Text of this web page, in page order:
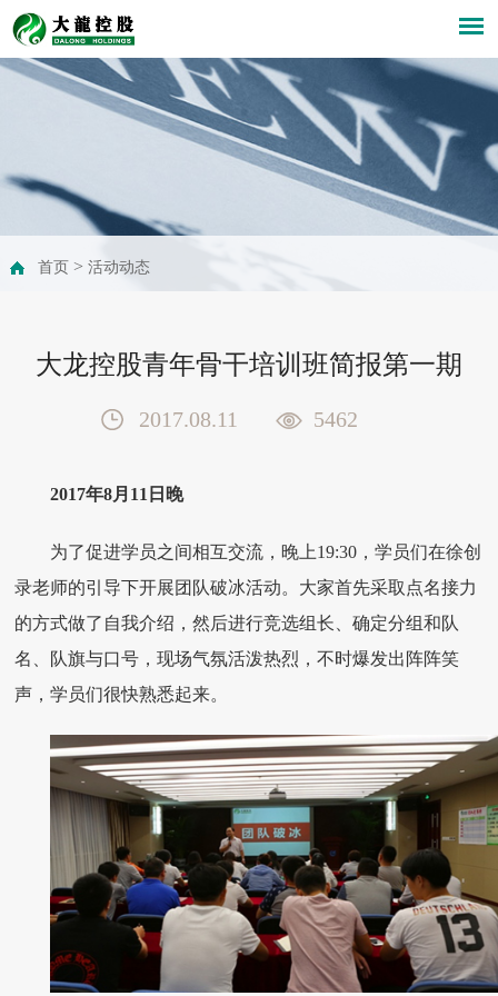
首页> 活动动态
大龙控股青年骨干培训班简报第一期
2017.08.11 5462
2017年8月11日晚
为了促进学员之间相互交流，晚上19:30，学员们在徐创
录老师的引导下开展团队破冰活动。大家首先采取点名接力
的方式做了自我介绍，然后进行竞选组长、确定分组和队
名、队旗与口号，现场气氛活泼热烈，不时爆发出阵阵笑
声，学员们很快熟悉起来。